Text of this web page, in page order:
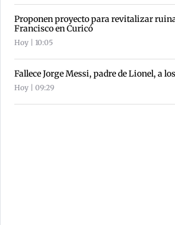
Proponen proyecto para revitalizar
Francisco en Curicó
Hoy | 10:05
Fallece Jorge Messi, padre de Lionel, a
Hoy | 09:29